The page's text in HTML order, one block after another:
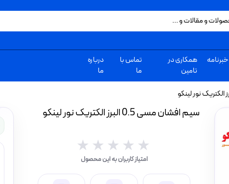
خبرنامه
همکاری در
تامین
تماس با
ما
درباره
ما
سیم افشان مسی 0.5 البرز الکتریک نور لینکو
★★★★★
★★★★★
امتیاز کاربران به این محصول